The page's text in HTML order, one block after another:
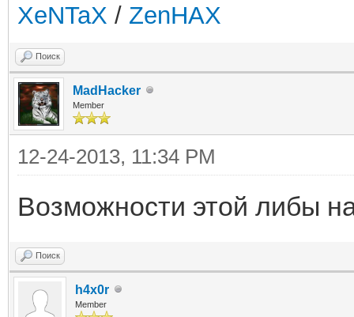
XeNTaX / ZenHAX
Поиск
MadHacker
Member
12-24-2013, 11:34 PM
Возможности этой либы
Поиск
h4x0r
Member